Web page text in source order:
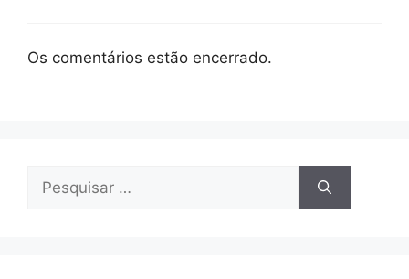
Os comentários estão encerrado.
por: